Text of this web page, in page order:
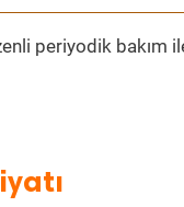
periyodik